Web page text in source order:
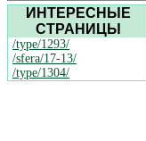
ИНТЕРЕСНЫЕ
СТРАНИЦЫ
/type/1293/
/sfera/17-13/
/type/1304/